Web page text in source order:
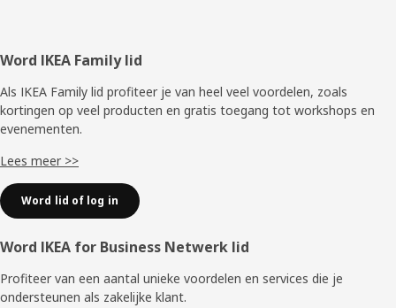
Voettekst
Word IKEA Family lid
Als IKEA Family lid profiteer je van heel veel voordelen, zoals
kortingen op veel producten en gratis toegang tot workshops en
evenementen.
Lees meer >>
Word lid of log in
Word IKEA for Business Netwerk lid
Profiteer van een aantal unieke voordelen en services die je
ondersteunen als zakelijke klant.